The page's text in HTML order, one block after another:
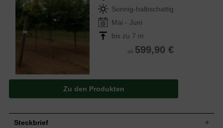
Sonnig-halbschattig
Mai - Juni
bis zu 7 m
ab 599,90 €
Zu den Produkten
Steckbrief